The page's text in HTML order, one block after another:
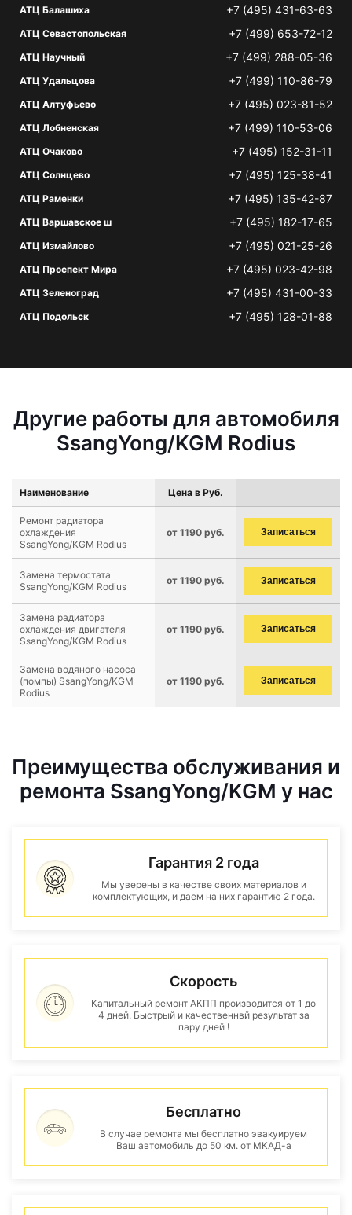
АТЦ Балашиха +7 (495) 431-63-63
АТЦ Севастопольская +7 (499) 653-72-12
АТЦ Научный +7 (499) 288-05-36
АТЦ Удальцова +7 (499) 110-86-79
АТЦ Алтуфьево +7 (495) 023-81-52
АТЦ Лобненская +7 (499) 110-53-06
АТЦ Очаково +7 (495) 152-31-11
АТЦ Солнцево +7 (495) 125-38-41
АТЦ Раменки +7 (495) 135-42-87
АТЦ Варшавское ш +7 (495) 182-17-65
АТЦ Измайлово +7 (495) 021-25-26
АТЦ Проспект Мира +7 (495) 023-42-98
АТЦ Зеленоград +7 (495) 431-00-33
АТЦ Подольск +7 (495) 128-01-88
Другие работы для автомобиля
SsangYong/KGM Rodius
Наименование Цена в Руб.
Ремонт радиатора
охлаждения
SsangYong/KGM Rodius
от 1190 руб. Записаться
Замена термостата
SsangYong/KGM Rodius
от 1190 руб. Записаться
Замена радиатора
охлаждения двигателя
SsangYong/KGM Rodius
от 1190 руб. Записаться
Замена водяного насоса
(помпы) SsangYong/KGM
Rodius
от 1190 руб. Записаться
Преимущества обслуживания и
ремонта SsangYong/KGM у нас
Гарантия 2 года
Мы уверены в качестве своих материалов и
комплектующих, и даем на них гарантию 2 года.
Скорость
Капитальный ремонт АКПП производится от 1 до
4 дней. Быстрый и качественнвй результат за
пару дней !
Бесплатно
В случае ремонта мы бесплатно эвакуируем
Ваш автомобиль до 50 км. от МКАД-а